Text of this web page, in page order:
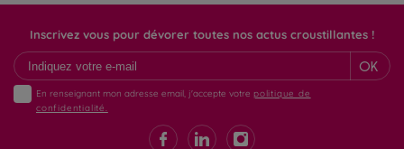
Inscrivez vous pour dévorer toutes nos actus croustillantes !
OK
En renseignant mon adresse email, j'accepte votre politique de
confidentialité.